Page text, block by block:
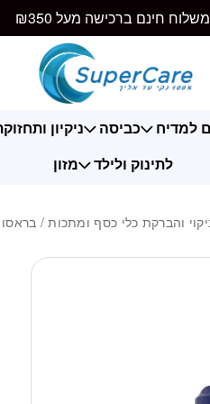
משלוח חינם ברכישה מעל ₪350
למדיח כביסה ניקיון
לתינוק ולילד
מזון
והברקת כלי כסף ומתכות/ בראסו